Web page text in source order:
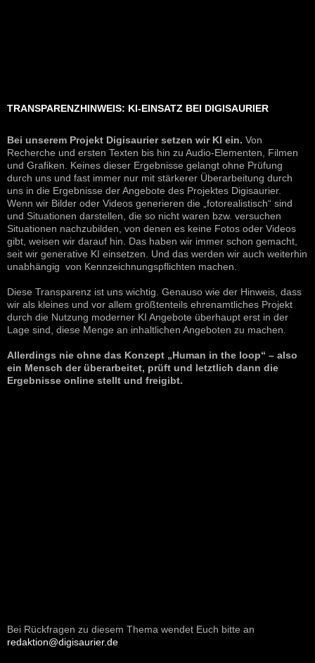
TRANSPARENZHINWEIS: KI-EINSATZ BEI DIGISAURIER
Bei unserem Projekt Digisaurier setzen wir KI ein. Von
Recherche und ersten Texten bis hin zu Audio-Elementen, Filmen
und Grafiken. Keines dieser Ergebnisse gelangt ohne Prüfung
durch uns und fast immer nur mit stärkerer Überarbeitung durch
uns in die Ergebnisse der Angebote des Projektes Digisaurier.
Wenn wir Bilder oder Videos generieren die „fotorealistisch“ sind
und Situationen darstellen, die so nicht waren bzw. versuchen
Situationen nachzubilden, von denen es keine Fotos oder Videos
gibt, weisen wir darauf hin. Das haben wir immer schon gemacht,
seit wir generative KI einsetzen. Und das werden wir auch weiterhin
unabhängig von Kennzeichnungspflichten machen.
Diese Transparenz ist uns wichtig. Genauso wie der Hinweis, dass
wir als kleines und vor allem größtenteils ehrenamtliches Projekt
durch die Nutzung moderner KI Angebote überhaupt erst in der
Lage sind, diese Menge an inhaltlichen Angeboten zu machen.
Allerdings nie ohne das Konzept „Human in the loop“ – also
ein Mensch der überarbeitet, prüft und letztlich dann die
Ergebnisse online stellt und freigibt.
Bei Rückfragen zu diesem Thema wendet Euch bitte an
redaktion@digisaurier.de